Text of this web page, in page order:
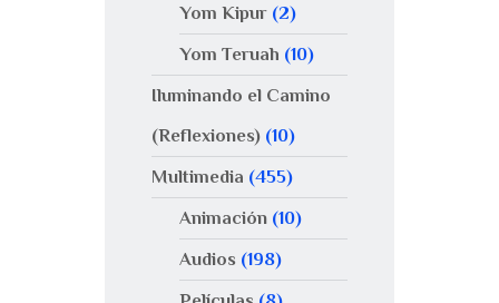
Yom Kipur(2)
Yom Teruah (10)
Iluminando el Camino
(Reflexiones) (10)
Multimedia (455)
Animación(10)
Audios (198)